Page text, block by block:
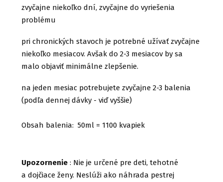
zvyčajne niekoľko dní, zvyčajne do vyriešenia
problému
pri chronických stavoch je potrebné užívať zvyčajne
niekoľko mesiacov. Avšak do 2-3 mesiacov by sa
malo objaviť minimálne zlepšenie.
na jeden mesiac potrebujete zvyčajne 2-3 balenia
(podľa dennej dávky - viď vyššie)
Obsah balenia: 50ml = 1100 kvapiek
Upozornenie : Nie je určené pre deti, tehotné
a dojčiace ženy. Neslúži ako náhrada pestrej